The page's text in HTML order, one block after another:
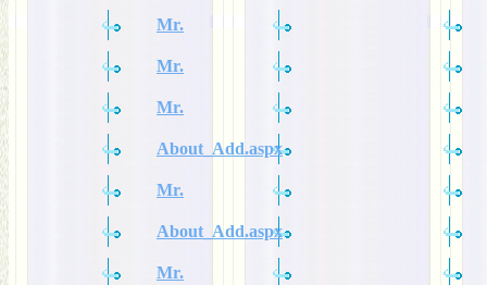
Mr.
Mr.
Mr.
About_Add.aspx
Mr.
About_Add.aspx
Mr.